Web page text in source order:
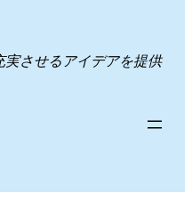
実させるアイデアを提供